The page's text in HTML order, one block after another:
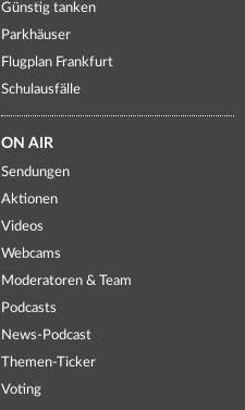
Günstig tanken
Parkhäuser
Flugplan Frankfurt
Schulausfälle
ON AIR
Sendungen
Aktionen
Videos
Webcams
Moderatoren & Team
Podcasts
News-Podcast
Themen-Ticker
Voting